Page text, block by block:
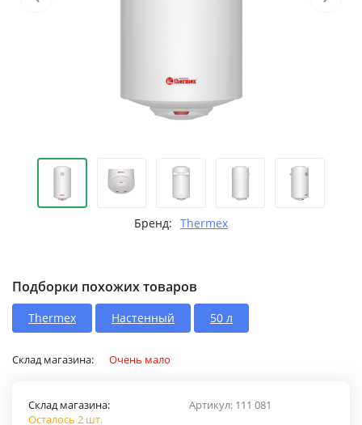
Бренд: Thermex
Подборки похожих товаров
Thermex Настенный 50 л
Склад магазина: Очень мало
Артикул: 111 081
Склад магазина:
Осталось 2 шт.